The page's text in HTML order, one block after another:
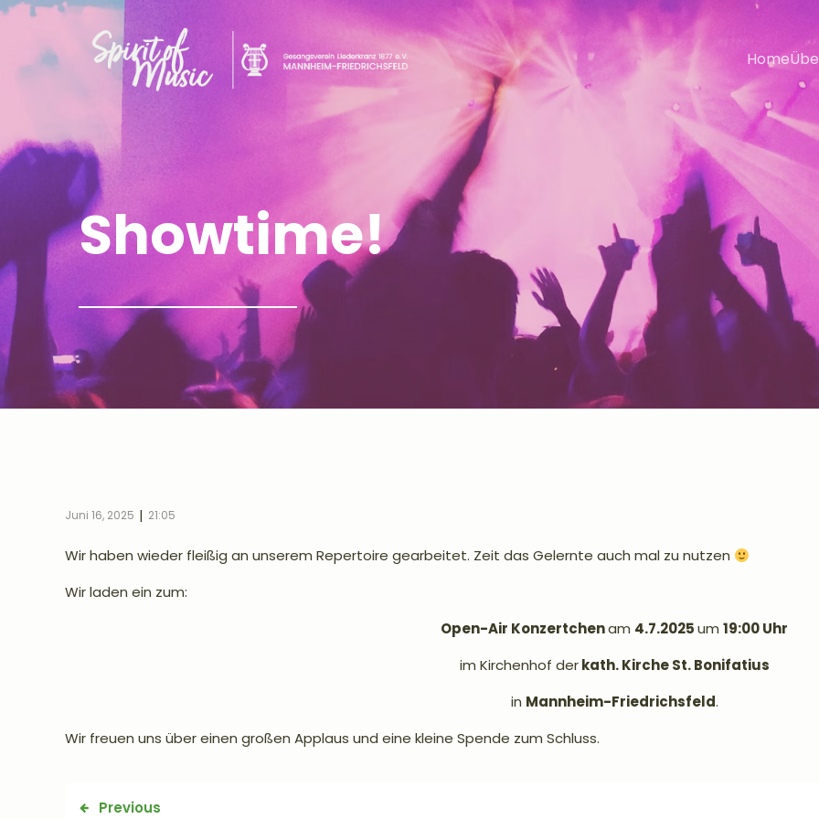
Home
Showtime!
Juni 16, 2025 | 21:05
Wir haben wieder fleißig an unserem Repertoire gearbeitet. Zeit das Gelernte auch mal zu nutzen
Wir laden ein zum:
Open-Air Konzertchenam 4.7.2025um 19:00 Uhr
im Kirchenhof derkath. Kirche St. Bonifatius
in Mannheim-Friedrichsfeld.
Wir freuen uns über einen großen Applaus und eine kleine Spende zum Schluss.
Previous